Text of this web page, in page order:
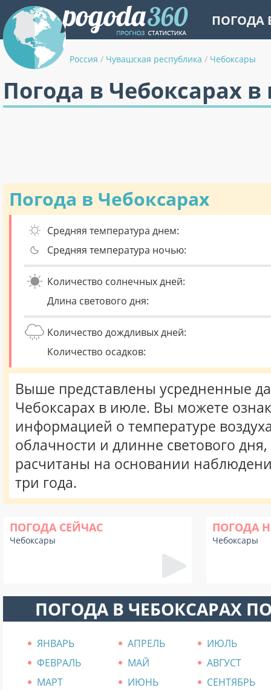
ПОГОДА
Россия / Чувашская республика / Чебоксары
Погода в Чебоксарах
Погода в Чебоксарах
Средняя температура днем:
Средняя температура ночью:
Количество солнечных дней:
Длина светового дня:
Количество дождливых дней:
Количество осадков:
Выше представлены усредненные
Чебоксарах в июле. Вы можете
информацией о температуре
облачности и длинне светового
расчитаны на основании
три года.
ПОГОДА СЕЙЧАС
Чебоксары
ПОГОДА
Чебоксары
ПОГОДА В ЧЕБОКСАРАХ
ЯНВАРЬ АПРЕЛЬ
ИЮЛЬ
ФЕВРАЛЬ
МАЙ
АВГУСТ
МАРТ
ИЮНЬ СЕНТЯБРЬ